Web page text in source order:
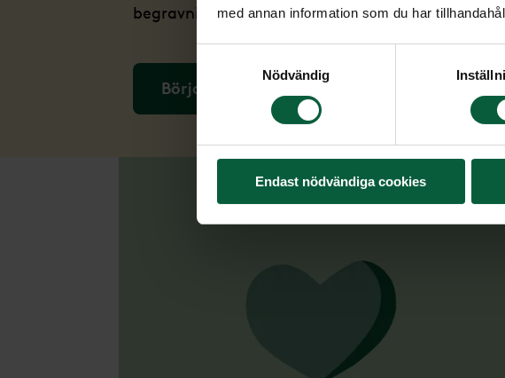
med annan information som du har
Nödvändig
Endast nödvändiga cookies
begravning.
Börja planera